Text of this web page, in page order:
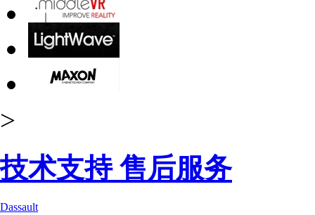
>
技术支持 售后服务
Dassault